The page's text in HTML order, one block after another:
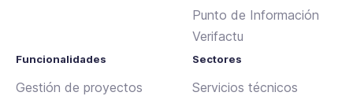
Punto de Información
Verifactu
Funcionalidades
Gestión de proyectos
Sectores
Servicios técnicos